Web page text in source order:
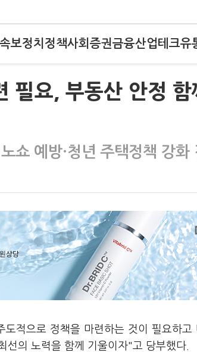
속보정치 정책사회 증권금융산업테크유
필요, 부동산 안정 함
쇼 예방·청년 주택정책 강화
적으로 정책을 마련하는 것이 필요하고
선의 노력을 함께 기울이자"고 당부했다.